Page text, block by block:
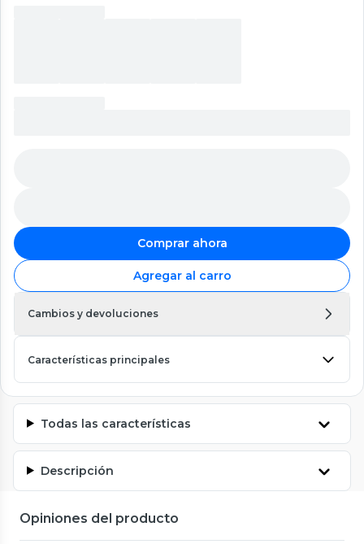
Comprar ahora
Agregar al carro
Cambios y devoluciones
Características principales
Todas las características
Descripción
Opiniones del producto